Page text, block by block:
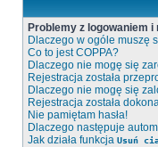
Problemy z logowaniem
Dlaczego w ogóle muszę
Co to jest COPPA?
Dlaczego nie mogę się
Rejestracja została
Dlaczego nie mogę się
Rejestracja została
Nie pamiętam hasła!
Dlaczego następuje
Jak działa funkcja Usuń